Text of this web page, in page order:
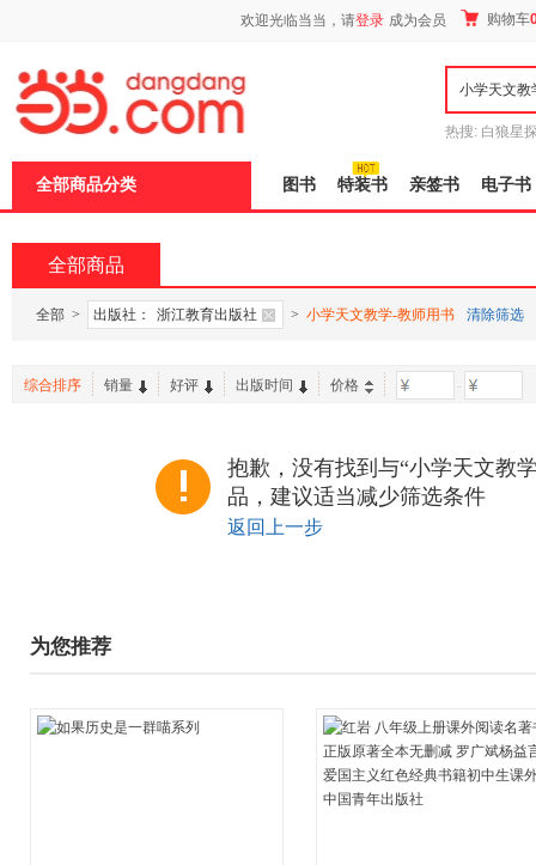
欢迎光临当当，请登录 成为会员 购物车
热搜: 白狼星
全部商品分类 图书 特装书 亲签书 电子书
全部商品
全部 > 出版社： 浙江教育出版社 > 小学天文教学-教师用书 清除筛选
综合排序 销量 好评 出版时间 价格 -
抱歉，没有找到与“小学天文教
品，建议适当减少筛选条件
返回上一步
为您推荐
页
加